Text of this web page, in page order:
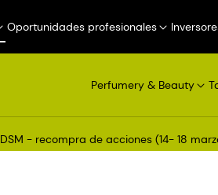
Oportunidades profesionales
Perfumery & Beauty
DSM - recompra de acciones (14- 18